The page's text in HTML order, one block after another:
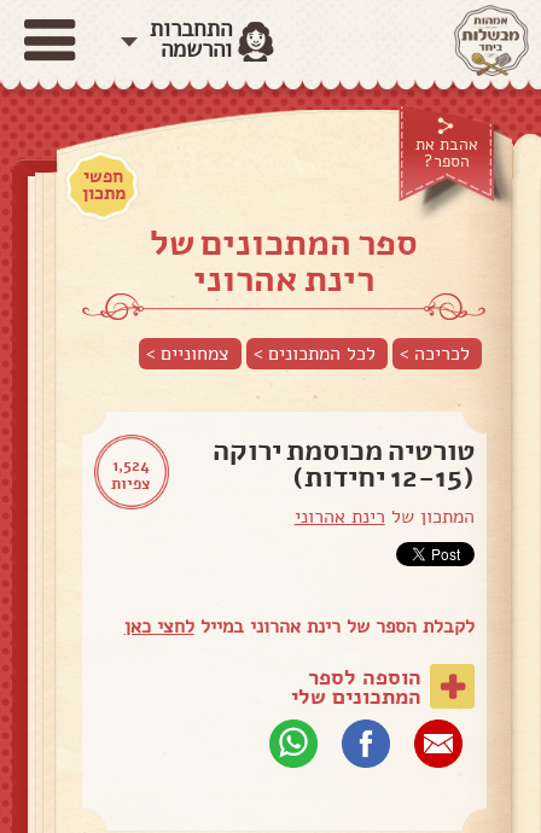
התחברות
והרשמה
אהבת את
הספר?
חפשי
מתכון
ספר המתכונים של
רינת אהרוני
לכריכה > לכל המתכונים > צמחוניים>
1,524
צפיות
טורטיה מכוסמת ירוקה
(12-15 יחידות)
המתכון של רינת אהרוני
לקבלת הספר של רינת אהרוני במייללחצי כאן
הוספה לספר
המתכונים שלי